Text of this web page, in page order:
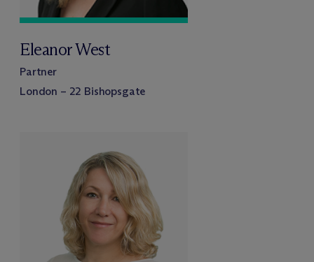
Eleanor West
Partner
London – 22 Bishopsgate